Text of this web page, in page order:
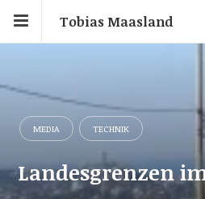
Tobias Maasland
MEDIA TECHNIK
Landesgrenzen